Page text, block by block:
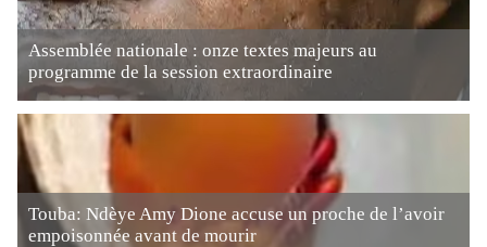
Assemblée nationale : onze textes majeurs au
programme de la session extraordinaire
Touba: Ndèye Amy Dione accuse un proche de l’avoir
empoisonnée avant de mourir